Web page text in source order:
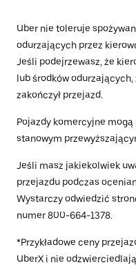
Uber nie toleruje
odurzających przez
Jeśli podejrzewasz, że
lub środków
zakończył przejazd.
Pojazdy komercyjne
stanowym
Jeśli masz jakiekolwiek
przejazdu podczas
Wystarczy odwiedzić
numer 800-664-1378.
*Przykładowe ceny
UberX i nie